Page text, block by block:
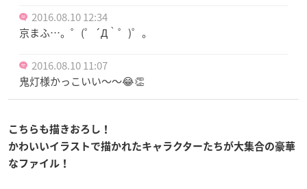
2016.08.10 12:34
京まふ…。゜(゜´Д｀゜)゜。
2016.08.10 11:07
鬼灯様かっこいい〜〜😂👏
こちらも描きおろし！
かわいいイラストで描かれたキャラクターたちが大集合の豪華
なファイル！